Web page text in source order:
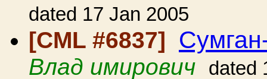
dated 17 Jan 2005
[CML #6837]
Влад имирович dated